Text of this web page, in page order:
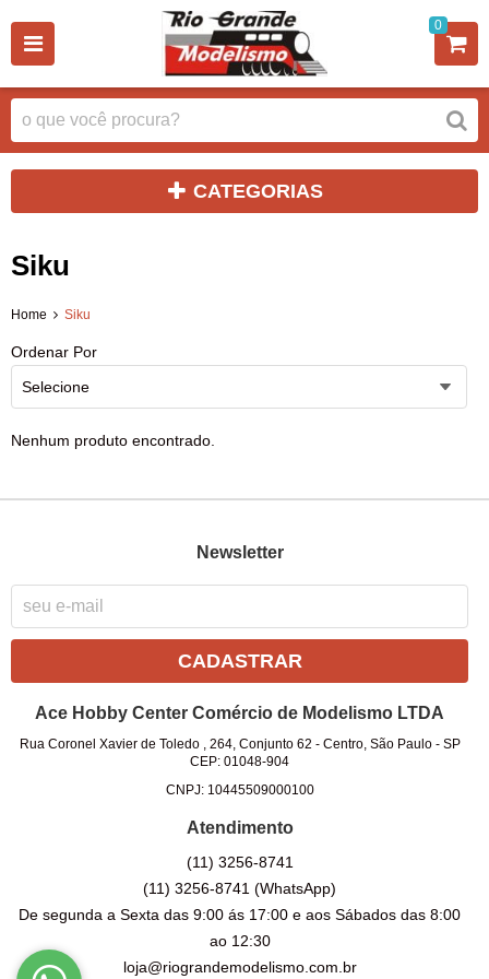
0
CATEGORIAS
Siku
Home Siku
Ordenar Por
Selecione
Nenhum produto encontrado.
Newsletter
CADASTRAR
Ace Hobby Center Comércio de Modelismo LTDA
Rua Coronel Xavier de Toledo , 264, Conjunto 62 - Centro, São Paulo- SP
CEP: 01048-904
CNPJ: 10445509000100
Atendimento
(11) 3256-8741
(11) 3256-8741(WhatsApp)
De segunda a Sexta das 9:00 ás 17:00 e aos Sábados das 8:00
ao 12:30
loja@riograndemodelismo.com.br